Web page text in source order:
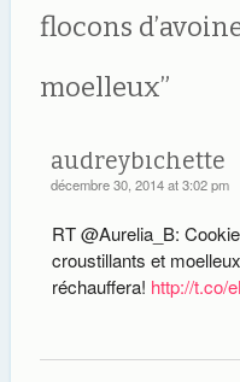
flocons
moelleux”
audreybichette
décembre 30, 2014 at 3:02 pm
RT @Aurelia_B:
croustillants et
réchauffera! http://t.co/